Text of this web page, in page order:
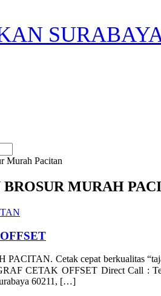
Murah Pacitan
MURAH
Cetak cepat berkualitas
CETAK OFFSET Direct Call :
60211, […]